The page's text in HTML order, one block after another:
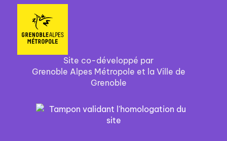
Site co-développé par
Grenoble Alpes Métropole et la Ville de
Grenoble